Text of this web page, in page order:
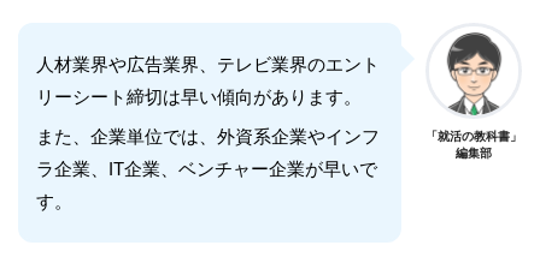
人材業界や広告業界、テレビ業界のエント
リーシート締切は早い傾向があります。
また、企業単位では、外資系企業やインフ
ラ企業、IT企業、ベンチャー企業が早いで
す。
「就活の教科書」
編集部